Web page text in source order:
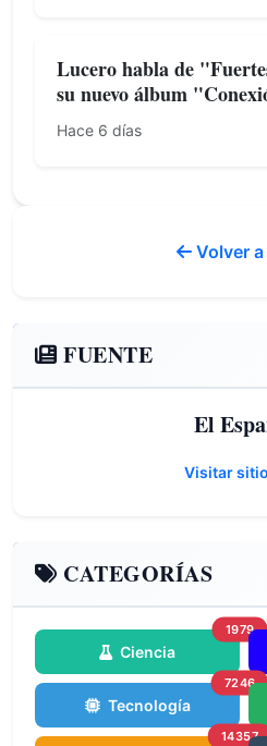
Lucero habla de
su nuevo álbum
Hace 6 días
Volver a
FUENTE
El
Visitar
CATEGORÍAS
Ciencia
1979
Tecnología
7246
14357